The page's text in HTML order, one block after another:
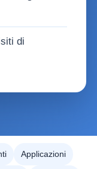
di
Applicazioni